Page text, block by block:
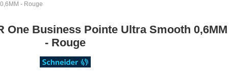
- Rouge
One Business Pointe Ultra Smooth 0,6MM
- Rouge